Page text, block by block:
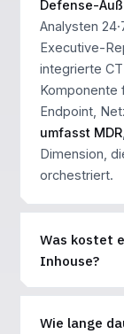
Defense-
Analysten
Executive-
integrierte
Komponente
Endpoint,
umfasst MDR
Dimension,
orchestriert.
Was kostet
Inhouse?
Wie lange